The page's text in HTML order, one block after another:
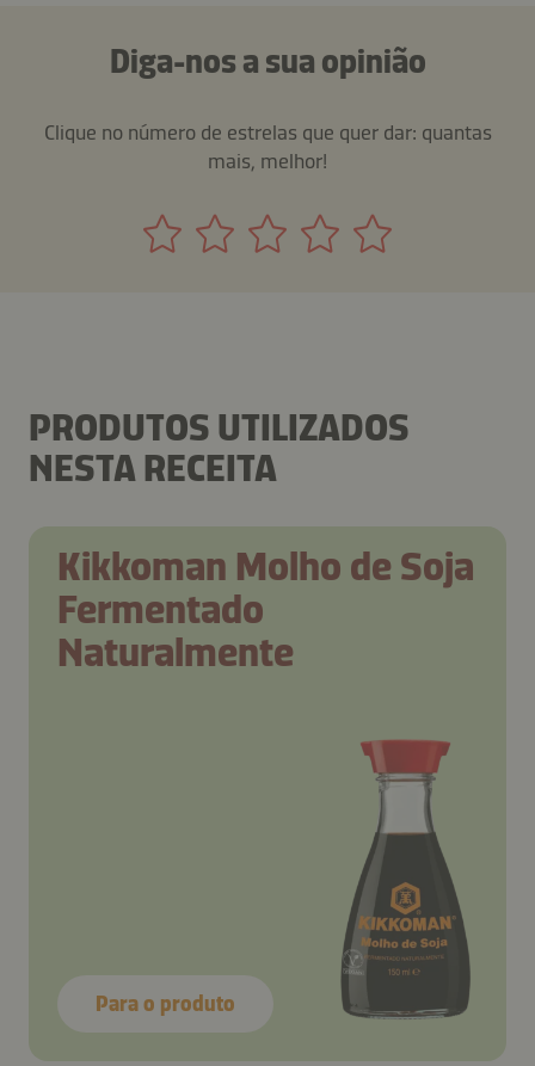
Diga-nos a sua opinião
Clique no número de estrelas que quer dar: quantas
mais, melhor!
PRODUTOS UTILIZADOS
NESTA RECEITA
Kikkoman Molho de Soja
Fermentado
Naturalmente
Para o produto